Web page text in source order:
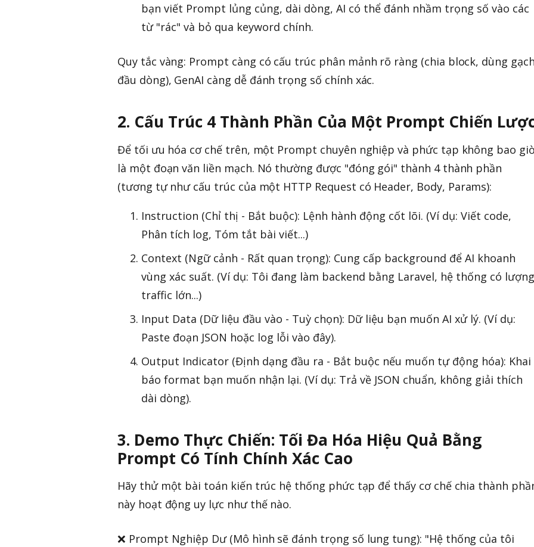
bạn viết Prompt lủng củng, dài dòng, AI có thể đánh nhầm trọng số vào các
từ "rác" và bỏ qua keyword chính.
Quy tắc vàng: Prompt càng có cấu trúc phân mảnh rõ ràng (chia block, dùng
đầu dòng), GenAI càng dễ đánh trọng số chính xác.
2. Cấu Trúc 4 Thành Phần Của Một Prompt Chiến
Để tối ưu hóa cơ chế trên, một Prompt chuyên nghiệp và phức tạp không bao
là một đoạn văn liền mạch. Nó thường được "đóng gói" thành 4 thành phần
(tương tự như cấu trúc của một HTTP Request có Header, Body, Params):
Instruction (Chỉ thị - Bắt buộc): Lệnh hành động cốt lõi. (Ví dụ: Viết code,
Phân tích log, Tóm tắt bài viết...)
Context (Ngữ cảnh - Rất quan trọng): Cung cấp background để AI khoanh
vùng xác suất. (Ví dụ: Tôi đang làm backend bằng Laravel, hệ thống có lượng
traffic lớn...)
Input Data (Dữ liệu đầu vào - Tuỳ chọn): Dữ liệu bạn muốn AI xử lý. (Ví dụ:
Paste đoạn JSON hoặc log lỗi vào đây).
Output Indicator (Định dạng đầu ra - Bắt buộc nếu muốn tự động hóa): Khai
báo format bạn muốn nhận lại. (Ví dụ: Trả về JSON chuẩn, không giải thích
dài dòng).
3. Demo Thực Chiến: Tối Đa Hóa Hiệu Quả Bằng
Prompt Có Tính Chính Xác Cao
Hãy thử một bài toán kiến trúc hệ thống phức tạp để thấy cơ chế chia thành
này hoạt động uy lực như thế nào.
❌ Prompt Nghiệp Dư (Mô hình sẽ đánh trọng số lung tung): "Hệ thống của tôi